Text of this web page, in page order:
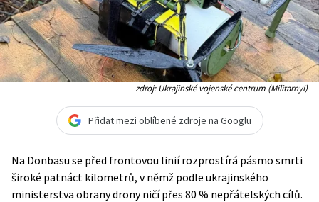
zdroj: Ukrajinské vojenské centrum (Militarnyi)
Přidat mezi oblíbené zdroje na Googlu
Na Donbasu se před frontovou linií rozprostírá pásmo smrti
široké patnáct kilometrů, v němž podle ukrajinského
ministerstva obrany drony ničí přes 80 % nepřátelských cílů.